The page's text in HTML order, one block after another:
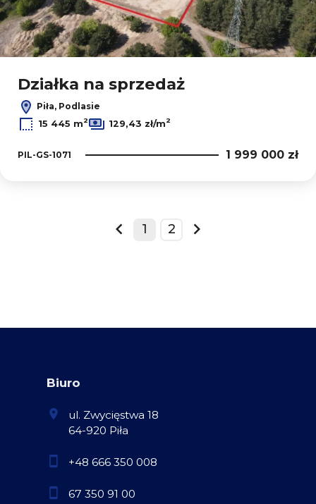
Działka na sprzedaż
Piła, Podlasie
15 445 m2 129,43 zł/m2
PIL-GS-1071 1 999 000 zł
prev
1 2
next
Biuro
ul. Zwycięstwa 18
64-920 Piła
+48 666 350 008
67 350 91 00